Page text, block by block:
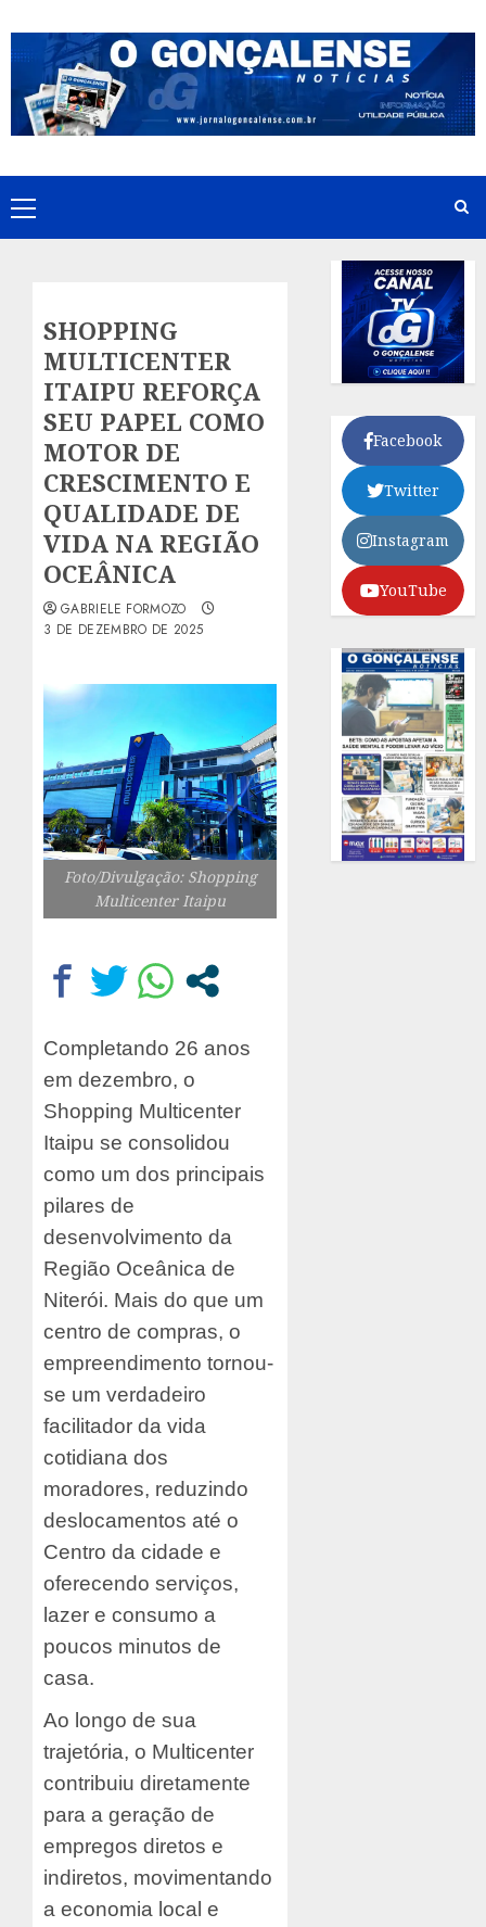
to
content
Primary
Menu
SHOPPING
MULTICENTER
ITAIPU REFORÇA
SEU PAPEL COMO
MOTOR DE
CRESCIMENTO E
QUALIDADE DE
VIDA NA REGIÃO
OCEÂNICA
GABRIELE FORMOZO
3 DE DEZEMBRO DE 2025
Foto/Divulgação: Shopping
Multicenter Itaipu
Completando 26 anos
em dezembro, o
Shopping Multicenter
Itaipu se consolidou
como um dos principais
pilares de
desenvolvimento da
Região Oceânica de
Niterói. Mais do que um
centro de compras, o
empreendimento tornou-
se um verdadeiro
facilitador da vida
cotidiana dos
moradores, reduzindo
deslocamentos até o
Centro da cidade e
oferecendo serviços,
lazer e consumo a
poucos minutos de
casa.
Ao longo de sua
trajetória, o Multicenter
contribuiu diretamente
para a geração de
empregos diretos e
indiretos, movimentando
a economia local e
Facebook
Twitter
Instagram
YouTube